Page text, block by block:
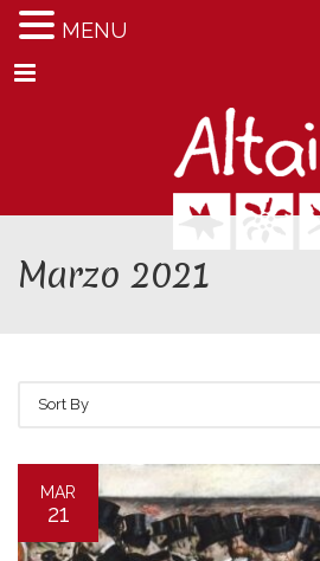
Menu
Marzo 2021
Sort By
MAR
21
MENU